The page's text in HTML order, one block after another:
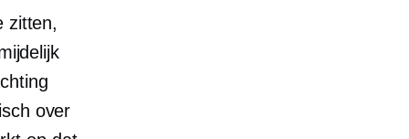
zitten,
over